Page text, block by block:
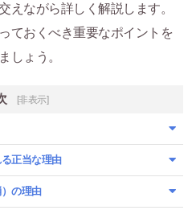
えながら詳しく解説します。
ておくべき重要なポイントを
しょう。
[非表示]
正当な理由
の理由